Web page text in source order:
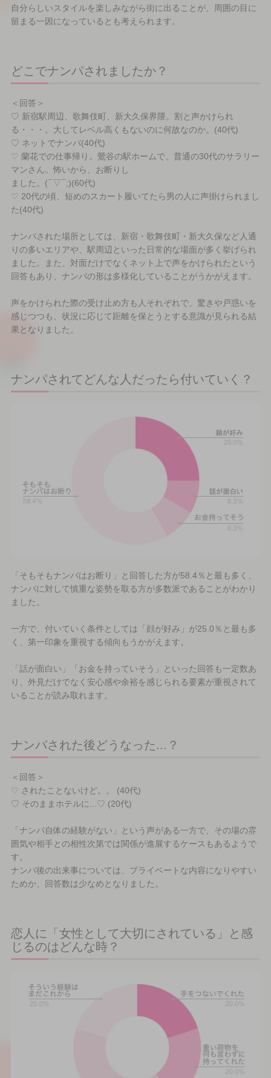
自分らしいスタイルを楽しみながら街に出ることが、周囲の目に
留まる一因になっているとも考えられます。
どこでナンパされましたか？
＜回答＞
♡ 新宿駅周辺、歌舞伎町、新大久保界隈。割と声かけられ
る・・・。大してレベル高くもないのに何故なのか。(40代)
♡ ネットでナンパ(40代)
♡ 蘭花での仕事帰り。鶯谷の駅ホームで。普通の30代のサラリー
マンさん。怖いから、お断りし
ました。(¯▽¯;)(60代)
♡ 20代の頃、短めのスカート履いてたら男の人に声掛けられまし
た(40代)
ナンパされた場所としては、新宿・歌舞伎町・新大久保など人通
りの多いエリアや、駅周辺といった日常的な場面が多く挙げられ
ました。また、対面だけでなくネット上で声をかけられたという
回答もあり、ナンパの形は多様化していることがうかがえます。
声をかけられた際の受け止め方も人それぞれで、驚きや戸惑いを
感じつつも、状況に応じて距離を保とうとする意識が見られる結
果となりました。
ナンパされてどんな人だったら付いていく？
「そもそもナンパはお断り」と回答した方が58.4％と最も多く、
ナンパに対して慎重な姿勢を取る方が多数派であることがわかり
ました。
一方で、付いていく条件としては「顔が好み」が25.0％と最も多
く、第一印象を重視する傾向もうかがえます。
「話が面白い」「お金を持っていそう」といった回答も一定数あ
り、外見だけでなく安心感や余裕を感じられる要素が重視されて
いることが読み取れます。
ナンパされた後どうなった...？
＜回答＞
♡ されたことないけど。。 (40代)
♡ そのままホテルに...♡ (20代)
「ナンパ自体の経験がない」という声がある一方で、その場の雰
囲気や相手との相性次第では関係が進展するケースもあるようで
す。
ナンパ後の出来事については、プライベートな内容になりやすい
ためか、回答数は少なめとなりました。
恋人に「女性として大切にされている」と感
じるのはどんな時？